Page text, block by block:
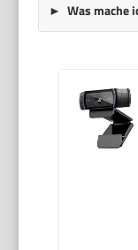
Was mache